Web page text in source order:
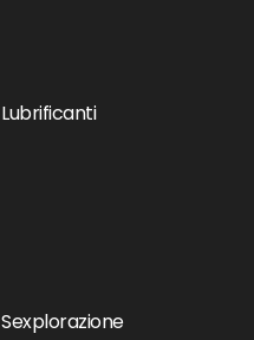
Lubrificanti
Sexplorazione